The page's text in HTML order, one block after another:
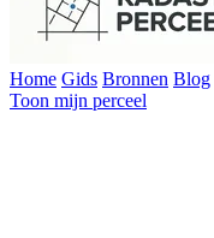
Home Gids Bronnen Blog
Toon mijn perceel